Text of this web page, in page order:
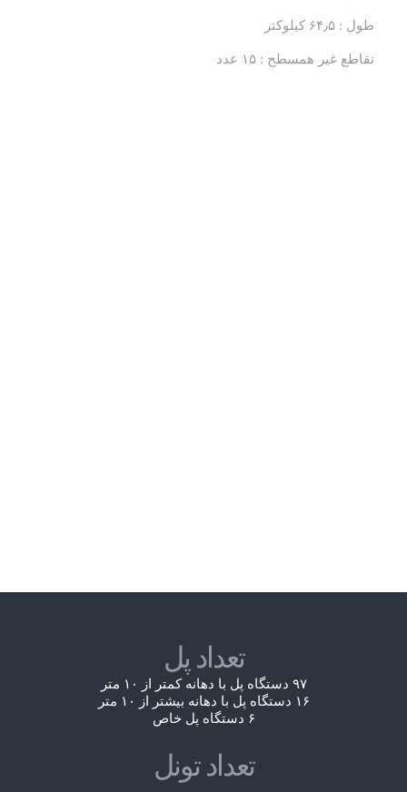
طول : ۶۴٫۵ کیلوکتر
تقاطع غیر همسطح : ۱۵ عدد
تعداد پل
۹۷ دستگاه پل با دهانه کمتر از ۱۰ متر
۱۶ دستگاه پل با دهانه بیشتر از ۱۰ متر
۶ دستگاه پل خاص
تعداد تونل